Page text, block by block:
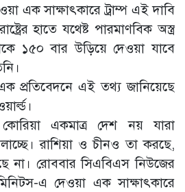
এক সাক্ষাৎকারে ট্রাম্প এই দাবি
হাতে যথেষ্ট পারমাণবিক অস্ত্র
১৫০ বার উড়িয়ে দেওয়া যাবে
প্রতিবেদনে এই তথ্য জানিয়েছে
কোরিয়া একমাত্র দেশ নয় যারা
রাশিয়া ও চীনও তা করছে,
না। রোববার সিএবিএস নিউজের
এ দেওয়া এক সাক্ষাৎকারে